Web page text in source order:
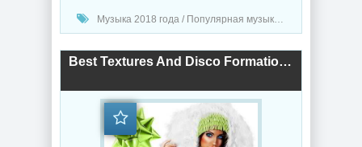
Музыка 2018 года / Популярная музыка / Диско музыка
Best Textures And Disco Formation (2018) торрент